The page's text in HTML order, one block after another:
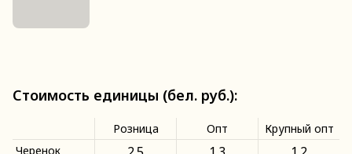
Стоимость единицы (бел. руб.):
Розница Опт
Крупный опт
Черенок